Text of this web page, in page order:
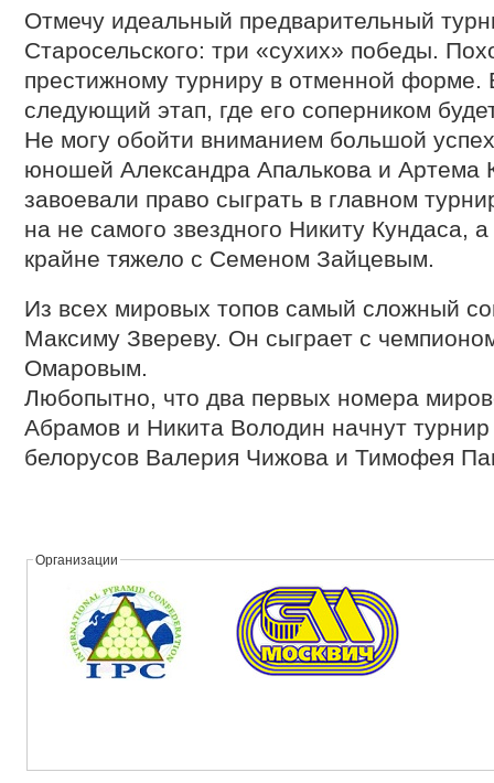
Отмечу идеальный предварительный
Старосельского: три «сухих» победы.
престижному турниру в отменной форме.
следующий этап, где его соперником
Не могу обойти вниманием большой успех
юношей Александра Апалькова и Артема
завоевали право сыграть в главном
на не самого звездного Никиту Кундаса,
крайне тяжело с Семеном Зайцевым.
Из всех мировых топов самый сложный
Максиму Звереву. Он сыграет с
Омаровым.
Любопытно, что два первых номера
Абрамов и Никита Володин начнут турнир
белорусов Валерия Чижова и Тимофея
Организации